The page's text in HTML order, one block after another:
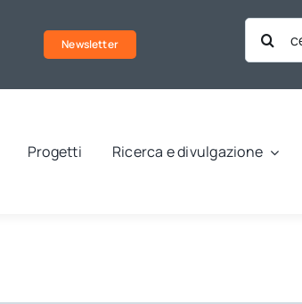
Newsletter
Cerca
per:
Progetti Ricerca e divulgazione